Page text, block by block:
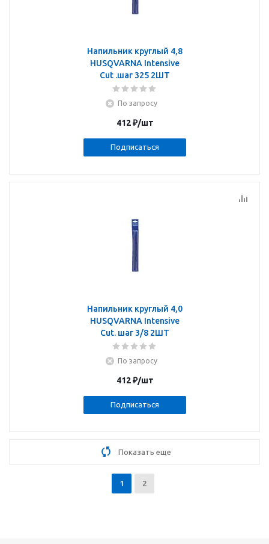
Напильник круглый 4,8
HUSQVARNA Intensive
Cut .шаг 325 2ШТ
По запросу
412₽/шт
Подписаться
Напильник круглый 4,0
HUSQVARNA Intensive
Cut. шаг 3/8 2ШТ
По запросу
412₽/шт
Подписаться
Показать еще
1 2